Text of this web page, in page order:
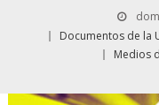
Documentos de la
Medios